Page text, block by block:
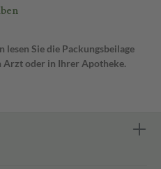
Sie die Packungsbeilage
Arzt oder in Ihrer Apotheke.